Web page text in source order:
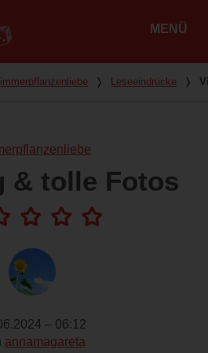
MENÜ
❭ Leseeindrücke ❭
& tolle Fotos
– 06:12
annamagareta